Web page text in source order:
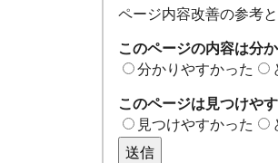
ページ内容改善の参考
このページの内容は分
分かりやすかった
このページは見つけや
見つけやすかった
送信